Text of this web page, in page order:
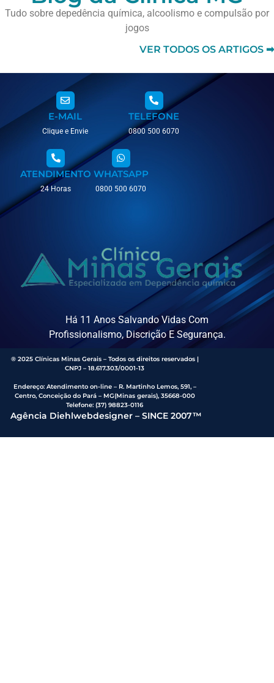
Tudo sobre depedência química, alcoolismo e compulsão por
jogos
VER TODOS OS ARTIGOS ➡
E-MAIL
Clique e Envie
TELEFONE
0800 500 6070
ATENDIMENTO
24 Horas
WHATSAPP
0800 500 6070
Há 11 Anos Salvando Vidas Com
Profissionalismo, Discrição E Segurança.
® 2025 Clínicas Minas Gerais – Todos os direitos reservados |
CNPJ – 18.617.303/0001-13
Endereço: Atendimento on-line – R. Martinho Lemos, 591, –
Centro, Conceição do Pará – MG(Minas gerais), 35668-000
Telefone:(37) 98823-0116
Agência Diehlwebdesigner – SINCE 2007™